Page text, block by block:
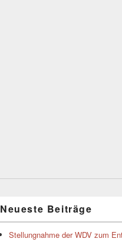
Neueste Beiträge
Stellungnahme der WDV zum